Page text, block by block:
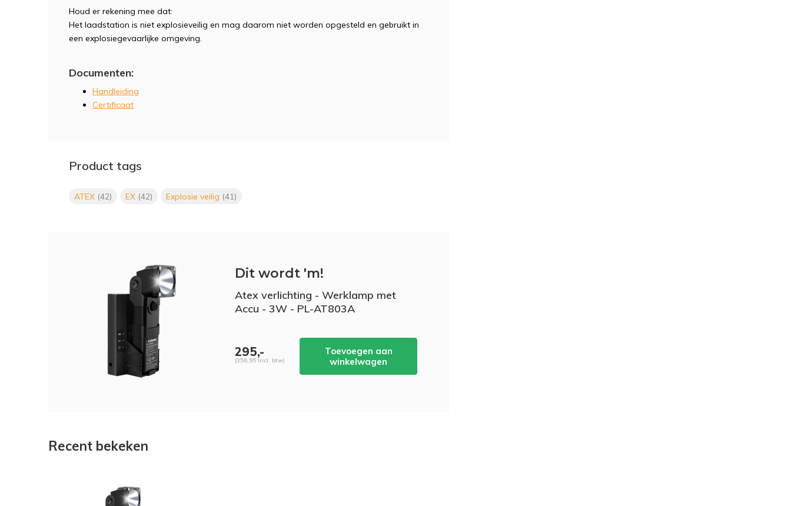
Houd er rekening mee dat:
Het laadstation is niet explosieveilig en mag daarom niet worden opgesteld en gebruikt in
een explosiegevaarlijke omgeving.
Documenten:
Handleiding
Certificaat
Product tags
ATEX (42) EX (42) Explosie veilig (41)
Dit wordt 'm!
Atex verlichting - Werklamp met
Accu - 3W - PL-AT803A
295,-
(356,95 Incl. btw)
Toevoegen aan
winkelwagen
Recent bekeken